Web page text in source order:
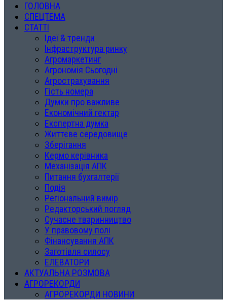
ГОЛОВНА
СПЕЦТЕМА
СТАТТІ
Ідеї & тренди
Інфраструктура ринку
Агромаркетинг
Агрономія Сьогодні
Агрострахування
Гість номера
Думки про важливе
Економічний гектар
Експертна думка
Життєве середовище
Зберігання
Кермо керівника
Механізація АПК
Питання бухгалтерії
Подія
Регіональний вимір
Редакторський погляд
Сучасне тваринництво
У правовому полі
Фінансування АПК
Заготівля силосу
ЕЛЕВАТОРИ
АКТУАЛЬНА РОЗМОВА
АГРОРЕКОРДИ
АГРОРЕКОРДИ НОВИНИ